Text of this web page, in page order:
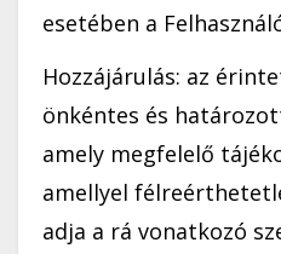
esetében a
Hozzájárulás: az
önkéntes és
amely megfelelő
amellyel
adja a rá vonatkozó